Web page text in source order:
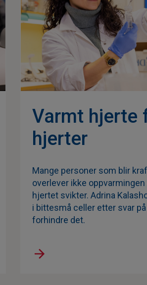
Varmt hjerte
hjerter
Mange personer som blir
overlever ikke
hjertet svikter. Adrina
i bittesmå celler etter svar
forhindre det.